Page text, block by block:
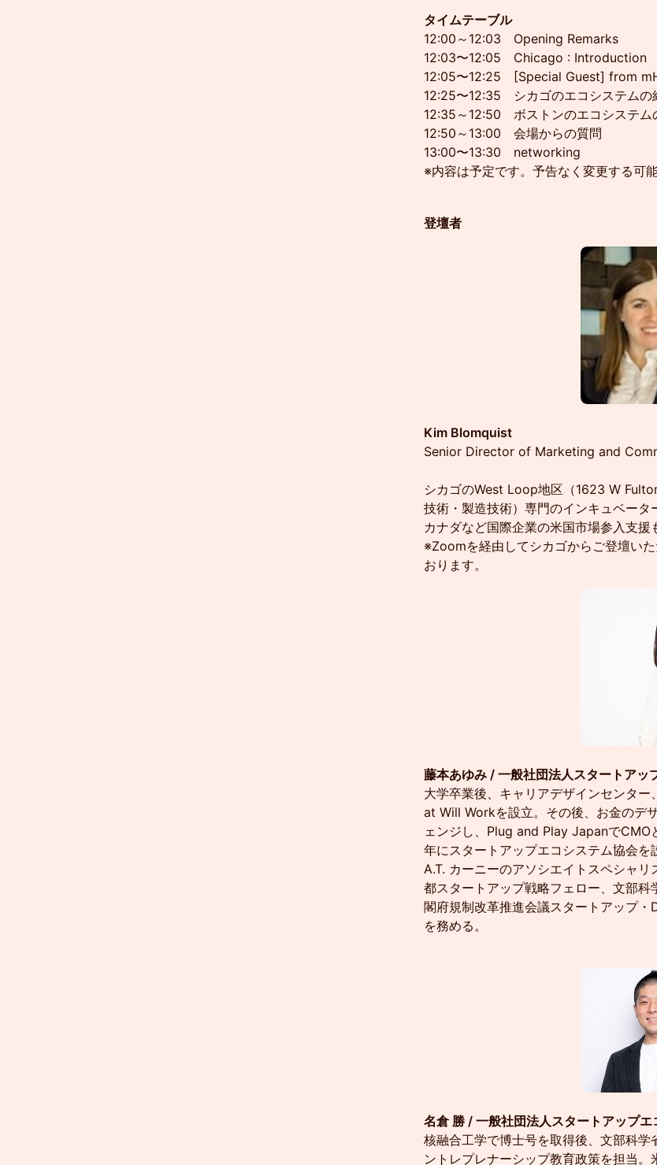
タイムテーブル
12:00～12:03 Opening Remarks
12:03〜12:05 Chicago : Introduction
12:05〜12:25 [Special Guest] from
12:25〜12:35 シカゴのエコシステムの
12:35～12:50 ボストンのエコシステム
12:50～13:00 会場からの質問
13:00〜13:30 networking
※内容は予定です。予告なく変更する可
登壇者
Kim Blomquist
Senior Director of Marketing and
シカゴのWest Loop地区（1623 W
技術・製造技術）専門のインキュベータ
カナダなど国際企業の米国市場参入支援
※Zoomを経由してシカゴからご登壇い
おります。
藤本あゆみ / 一般社団法人スタートア
大学卒業後、キャリアデザインセンタ
at Will Workを設立。その後、お金のデ
ェンジし、Plug and Play JapanでCMO
年にスタートアップエコシステム協会
A.T. カーニーのアソシエイトスペシャ
都スタートアップ戦略フェロー、文部
閣府規制改革推進会議スタートアップ
を務める。
名倉 勝 / 一般社団法人スタートアップ
核融合工学で博士号を取得後、文部科
ントレプレナーシップ教育政策を担当